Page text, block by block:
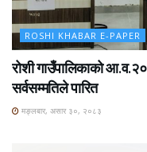
ROSHI KHABAR E-PAPER
रोशी गाउँपालिकाको
सर्वसम्मतिले पारित
मङ्लबार, असार ३०, २०८३